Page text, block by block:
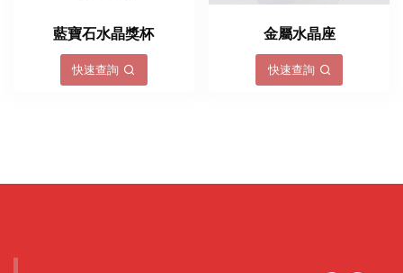
藍寶石水晶獎杯
快速查詢
金屬水晶座
快速查詢